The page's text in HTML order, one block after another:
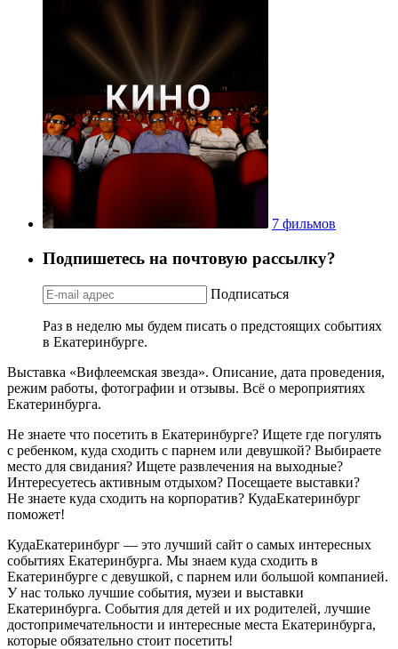
7 фильмов
Подпишетесь на почтовую рассылку?
Подписаться
Раз в неделю мы будем писать о предстоящих событиях
в Екатеринбурге.
Выставка «Вифлеемская звезда». Описание, дата проведения,
режим работы, фотографии и отзывы. Всё о мероприятиях
Екатеринбурга.
Не знаете что посетить в Екатеринбурге? Ищете где погулять
с ребенком, куда сходить с парнем или девушкой? Выбираете
место для свидания? Ищете развлечения на выходные?
Интересуетесь активным отдыхом? Посещаете выставки?
Не знаете куда сходить на корпоратив? КудаЕкатеринбург
поможет!
КудаЕкатеринбург — это лучший сайт о самых интересных
событиях Екатеринбурга. Мы знаем куда сходить в
Екатеринбурге с девушкой, с парнем или большой компанией.
У нас только лучшие события, музеи и выставки
Екатеринбурга. События для детей и их родителей, лучшие
достопримечательности и интересные места Екатеринбурга,
которые обязательно стоит посетить!